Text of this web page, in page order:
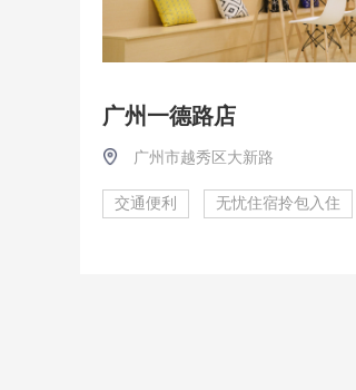
广州一德路店
广州市越秀区大新路
交通便利 无忧住宿拎包入住